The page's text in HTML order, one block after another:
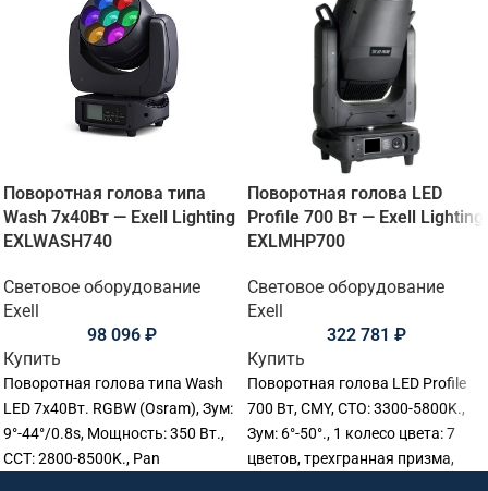
Поворотная голова типа
Wash 7х40Вт — Exell Lighting
EXLWASH740
Световое оборудование
Exell
98 096 ₽
Купить
Поворотная голова типа Wash
LED 7х40Вт. RGBW (Osram), Зум:
9°-44°/0.8s, Мощность: 350 Вт.,
CCT: 2800-8500K., Pan
Поворотная голова LED
Profile 700 Вт — Exell Lighting
EXLMHP700
Световое оборудование
Exell
322 781 ₽
Купить
Поворотная голова LED Profile
700 Вт, CMY, CTO: 3300-5800K.,
Зум: 6°-50°., 1 колесо цвета: 7
цветов, трехгранная призма,